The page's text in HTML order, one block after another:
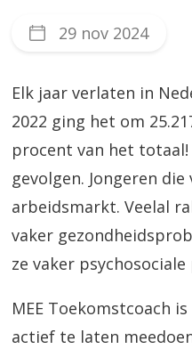
29 nov 2024
Elk jaar verlaten in
2022 ging het om
procent van het
gevolgen. Jongeren
arbeidsmarkt. Veelal
vaker
ze vaker
MEE Toekomstcoach
actief te laten